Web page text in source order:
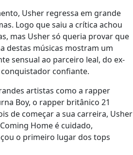
Usher regressa em grande
Logo que saiu a crítica achou
mas Usher só queria provar que
destas músicas mostram um
sensual ao parceiro leal, do ex-
confiante.
artistas como a rapper
Boy, o rapper britânico 21
de começar a sua carreira, Usher
Home é cuidado,
o primeiro lugar dos tops